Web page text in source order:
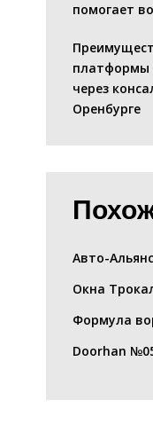
помогает
платформы
через
Оренбурге
Авто-Альянс
Окна
Формула
Doorhan